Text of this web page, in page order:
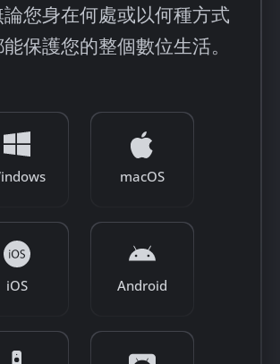
您身在何處或以何種方式
保護您的整個數位生活。
macOS
iOS Android